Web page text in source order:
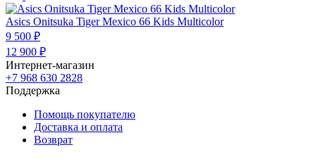
Asics Onitsuka Tiger Mexiсo 66 Kids Multicolor
9 500 ₽
12 900 ₽
Интернет-магазин
+7 968 630 2828
Поддержка
Помощь покупателю
Доставка и оплата
Возврат